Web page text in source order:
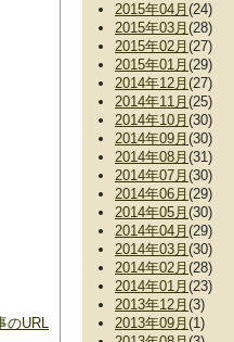
のURL
2015年04月 (24)
2015年03月 (28)
2015年02月 (27)
2015年01月 (29)
2014年12月 (27)
2014年11月 (25)
2014年10月 (30)
2014年09月 (30)
2014年08月 (31)
2014年07月 (30)
2014年06月 (29)
2014年05月 (30)
2014年04月 (29)
2014年03月 (30)
2014年02月 (28)
2014年01月 (23)
2013年12月 (3)
2013年09月 (1)